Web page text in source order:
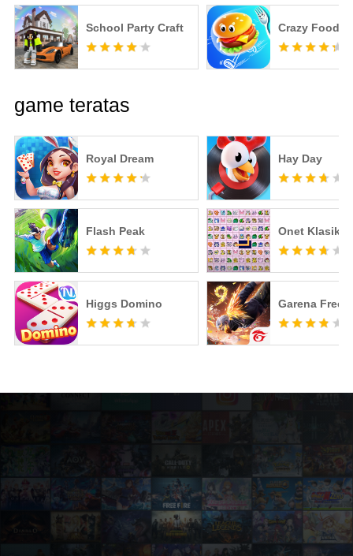
School Party Craft Crazy Food
game teratas
Royal Dream
Flash Peak
Higgs Domino
Hay Day
Onet Klasik
Garena Free